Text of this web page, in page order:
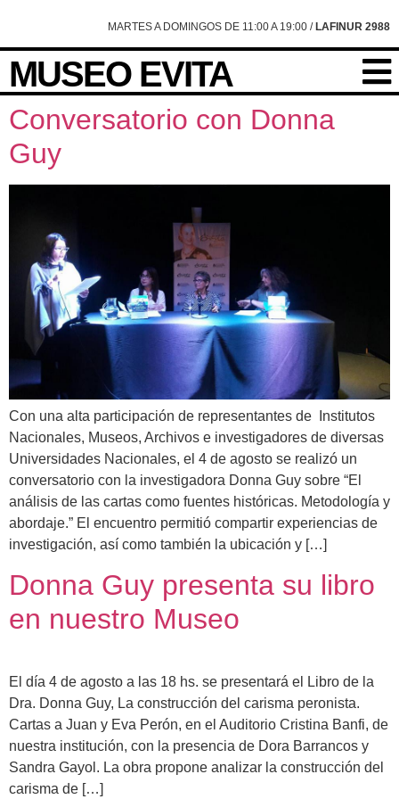
MARTES A DOMINGOS DE 11:00 A 19:00 / LAFINUR 2988
MUSEO EVITA
Conversatorio con Donna
Guy
Con una alta participación de representantes de Institutos
Nacionales, Museos, Archivos e investigadores de diversas
Universidades Nacionales, el 4 de agosto se realizó un
conversatorio con la investigadora Donna Guy sobre “El
análisis de las cartas como fuentes históricas. Metodología y
abordaje.” El encuentro permitió compartir experiencias de
investigación, así como también la ubicación y […]
Donna Guy presenta su libro
en nuestro Museo
El día 4 de agosto a las 18 hs. se presentará el Libro de la
Dra. Donna Guy, La construcción del carisma peronista.
Cartas a Juan y Eva Perón, en el Auditorio Cristina Banfi, de
nuestra institución, con la presencia de Dora Barrancos y
Sandra Gayol. La obra propone analizar la construcción del
carisma de […]